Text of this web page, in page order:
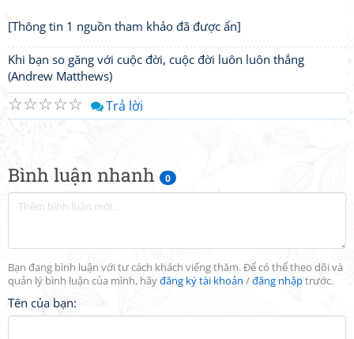
Bình luận nhanh 0
Bạn đang bình luận với tư cách khách viếng thăm. Để có thể theo dõi và
quản lý bình luận của mình, hãyđăng ký tài khoản /đăng nhậptrước.
Tên của bạn:
[Thông tin 1 nguồn tham khảo đã được ẩn]
Khi bạn so găng với cuộc đời, cuộc đời luôn luôn thắng
(Andrew Matthews)
☆
☆
☆
☆
☆ Trả lời